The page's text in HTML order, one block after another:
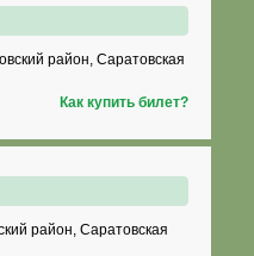
район, Саратовская
Как купить билет?
район, Саратовская